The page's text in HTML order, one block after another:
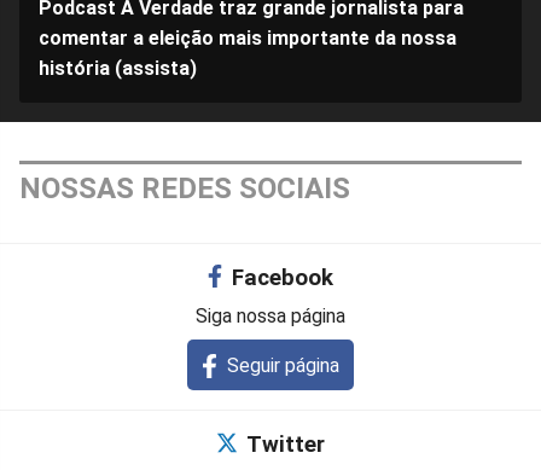
Podcast A Verdade traz grande jornalista para
comentar a eleição mais importante da nossa
história (assista)
NOSSAS REDES SOCIAIS
Facebook
Siga nossa página
Seguir página
Twitter